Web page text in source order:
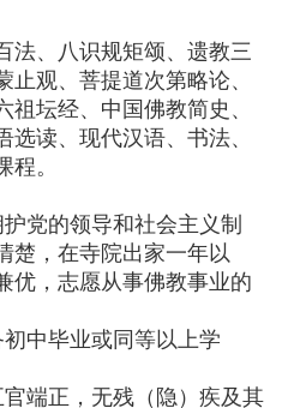
、八识规矩颂、遗教三
观、菩提道次第略论、
坛经、中国佛教简史、
读、现代汉语、书法、
等课程。
党的领导和社会主义制
楚，在寺院出家一年以
优，志愿从事佛教事业的
中毕业或同等以上学
端正，无残（隐）疾及其